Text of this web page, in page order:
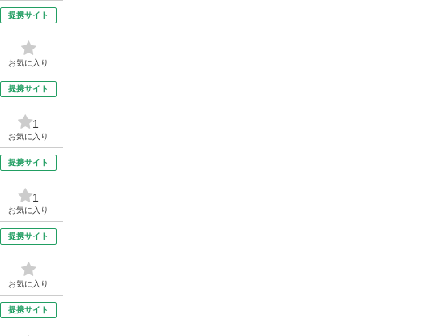
提携サイト
お気に入り
提携サイト
1
お気に入り
提携サイト
1
お気に入り
提携サイト
お気に入り
提携サイト